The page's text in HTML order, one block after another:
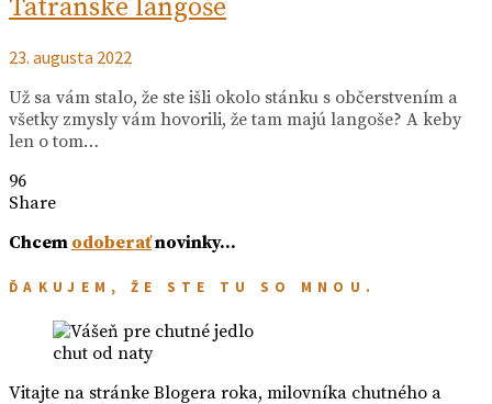
Tatranské langoše
23. augusta 2022
Už sa vám stalo, že ste išli okolo stánku s občerstvením a
všetky zmysly vám hovorili, že tam majú langoše? A keby
len o tom…
96
Share
Chcem odoberaťnovinky…
ĎAKUJEM, ŽE STE TU SO MNOU.
chut od naty
Vitajte na stránke Blogera roka, milovníka chutného a